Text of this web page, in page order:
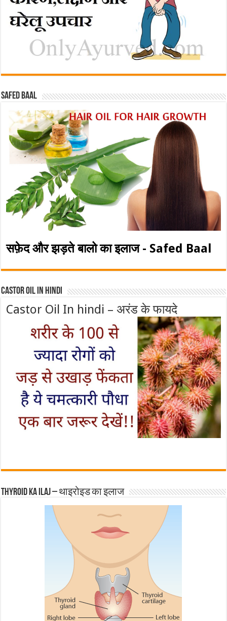
Safed baal
सफ़ेद और झड़ते बालो का इलाज - Safed Baal
Castor Oil In Hindi
Castor Oil In hindi – अरंड के फायदे
Thyroid ka ilaj – थाइरोइड का इलाज